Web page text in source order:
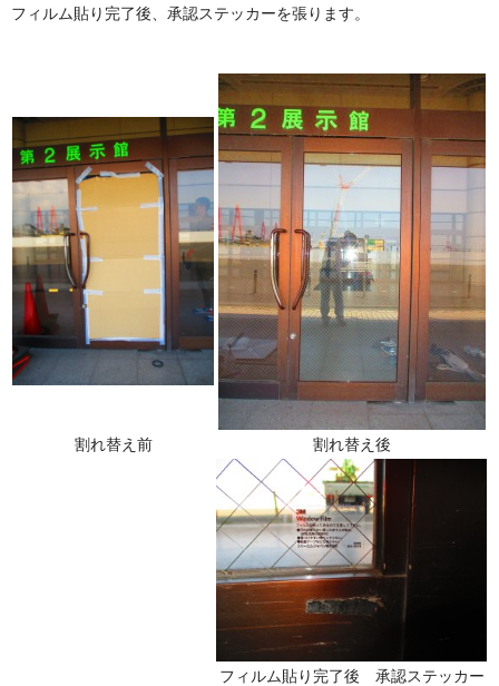
フィルム貼り完了後、承認ステッカーを張ります。
割れ替え前 割れ替え後
フィルム貼り完了後 承認ステッカー